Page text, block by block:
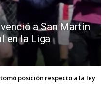
venció a San Martín
en la Liga
posición respecto a la ley